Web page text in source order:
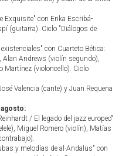
Exquisite" con Erika Escribá-
(guitarra). Ciclo "Diálogos de
con Cuarteto Bética:
Andrews (violín segundo),
Martínez (violoncello). Ciclo
Valencia (cante) y Juan Requena
agosto:
/ El legado del jazz europeo"
Miguel Romero (violín), Matías
y melodías de al-Andalus" con